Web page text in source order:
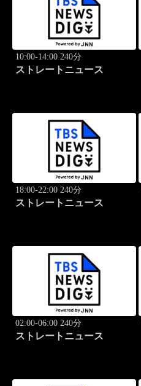
10:00-14:00 240分
ストレートニュース
18:00-22:00 240分
ストレートニュース
02:00-06:00 240分
ストレートニュース